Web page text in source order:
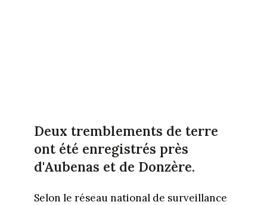
Deux tremblements de terre
ont été enregistrés près
d'Aubenas et de Donzère.
Selon le réseau national de surveillance